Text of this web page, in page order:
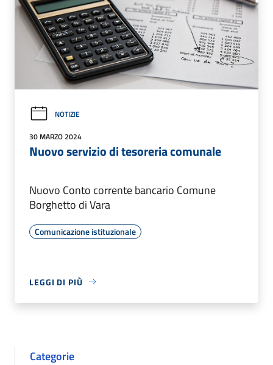
NOTIZIE
30 MARZO 2024
Nuovo servizio di tesoreria comunale
Nuovo Conto corrente bancario Comune
Borghetto di Vara
Comunicazione istituzionale
LEGGI DI PIÙ
Categorie